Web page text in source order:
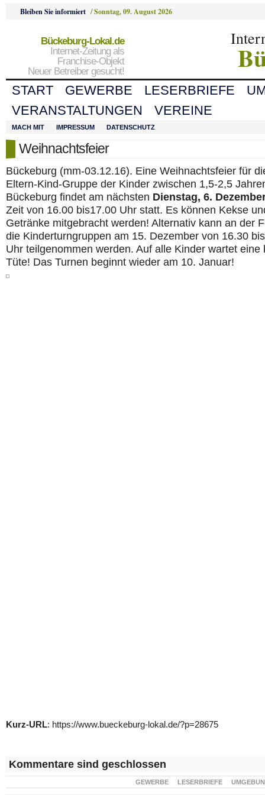
Bleiben Sie informiert /Sonntag, 09. August 2026
Bückeburg-Lokal.de
Internet-Zeitung als
Franchise-Objekt
Neuer Betreiber gesucht!
START GEWERBE LESERBRIEFE
VERANSTALTUNGEN
VEREINE
MACH MIT IMPRESSUM DATENSCHUTZ
Weihnachtsfeier
Bückeburg (mm-03.12.16). Eine Weihnachtsfeier für
Eltern-Kind-Gruppe der Kinder zwischen 1,5-2,5
Bückeburg findet am nächsten Dienstag, 6.
Zeit von 16.00 bis17.00 Uhr statt. Es können Kekse
Getränke mitgebracht werden! Alternativ kann an der
die Kinderturngruppen am 15. Dezember von 16.30
Uhr teilgenommen werden. Auf alle Kinder wartet eine
Tüte! Das Turnen beginnt wieder am 10. Januar!
Kurz-URL: https://www.bueckeburg-lokal.de/?p=28675
Kommentare sind geschlossen
GEWERBE LESERBRIEFE